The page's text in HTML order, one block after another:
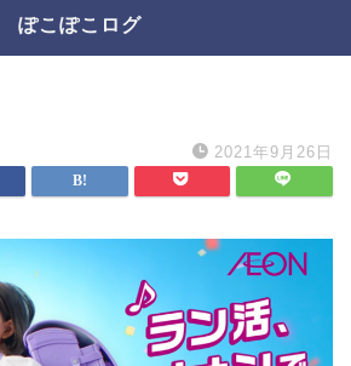
ぽこぽこログ
2021年9月26日